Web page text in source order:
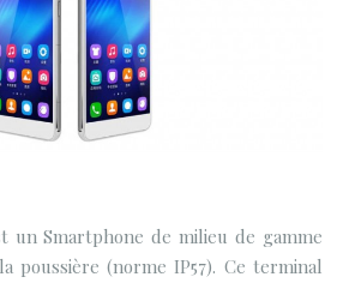
un Smartphone de milieu de gamme
poussière (norme IP57). Ce terminal